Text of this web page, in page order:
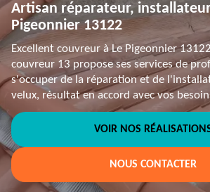
Artisan réparateur,
Pigeonnier 13122
Excellent couvreur à Le Pigeonnier
couvreur 13 propose ses services de
s'occuper de la réparation et de
velux, résultat en accord avec vos
VOIR NOS
NOUS CONTACTER